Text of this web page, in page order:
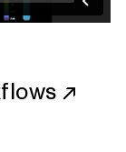
↗